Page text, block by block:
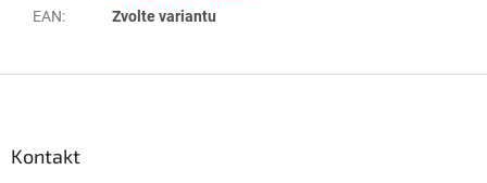
EAN: Zvolte variantu
Kontakt